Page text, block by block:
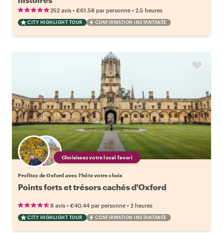
252 avis • €61.58 par personne • 2.5 heures
CITY HIGHLIGHT TOUR CONFIRMATION INSTANTANÉE
Choisissez votre local favori
Profitez de Oxford avec l'hôte votre choix
Points forts et trésors cachés d'Oxford
8 avis • €40.44 par personne • 2 heures
CITY HIGHLIGHT TOUR CONFIRMATION INSTANTANÉE